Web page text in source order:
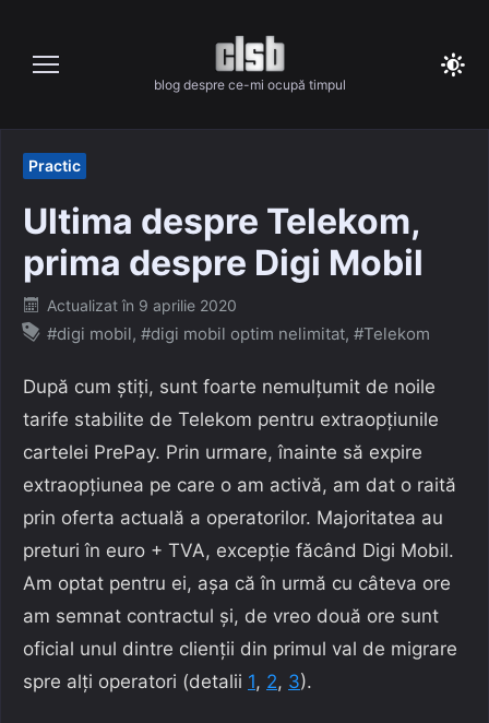
content
blog despre ce-mi ocupă timpul
Practic
Ultima despre Telekom,
prima despre Digi Mobil
Posted
on
Actualizat în 9 aprilie 2020
#digi mobil, #digi mobil optim nelimitat, #Telekom
După cum știți, sunt foarte nemulțumit de noile
tarife stabilite de Telekom pentru extraopțiunile
cartelei PrePay. Prin urmare, înainte să expire
extraopțiunea pe care o am activă, am dat o raită
prin oferta actuală a operatorilor. Majoritatea au
preturi în euro + TVA, excepție făcând Digi Mobil.
Am optat pentru ei, așa că în urmă cu câteva ore
am semnat contractul și, de vreo două ore sunt
oficial unul dintre clienții din primul val de migrare
spre alți operatori (detalii 1, 2, 3).